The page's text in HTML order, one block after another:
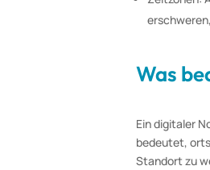
Was
Ein digitaler
bedeutet,
Standort zu